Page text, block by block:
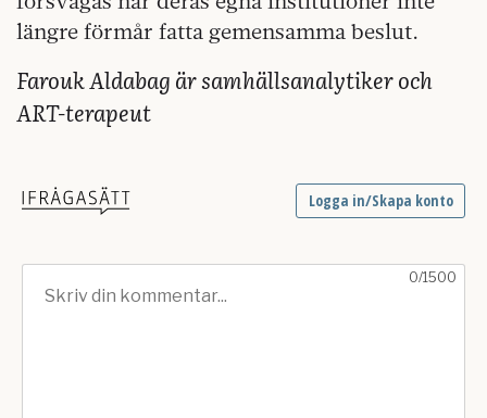
längre förmår fatta gemensamma beslut.
Farouk Aldabag är samhällsanalytiker och
ART-terapeut